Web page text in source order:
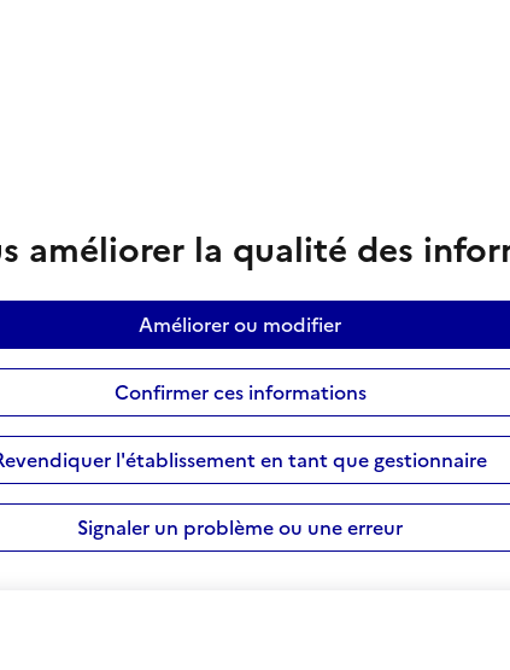
améliorer la qualité des
Améliorer ou modifier
Confirmer ces informations
l'établissement en tant que gestionnaire
Signaler un problème ou une erreur